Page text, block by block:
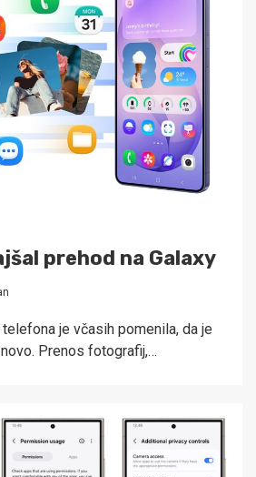
prehod na Galaxy
je včasih pomenila, da je
Prenos fotografij,…